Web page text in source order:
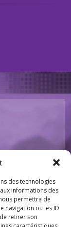
des technologies
informations des
permettra de
navigation ou les ID
retirer son